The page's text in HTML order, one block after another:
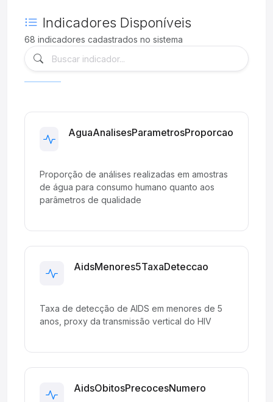
Indicadores Disponíveis
68 indicadores cadastrados no sistema
AguaAnalisesParametrosProporcao
Proporção de análises realizadas em amostras
de água para consumo humano quanto aos
parâmetros de qualidade
AidsMenores5TaxaDeteccao
Taxa de detecção de AIDS em menores de 5
anos, proxy da transmissão vertical do HIV
AidsObitosPrecocesNumero